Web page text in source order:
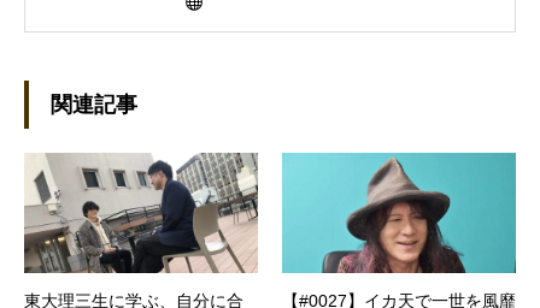
制作。プライベートでは、井上円了哲学塾の第
一期修了生として「哲学カフェ＠神保町」の世
話人、2020年以降は「なごテツ」のオンライン
カフェの世話人を務める。趣味は考えること。
関連記事
東大理三生に学ぶ、自分に合
【#0027】イカ天で一世を風靡